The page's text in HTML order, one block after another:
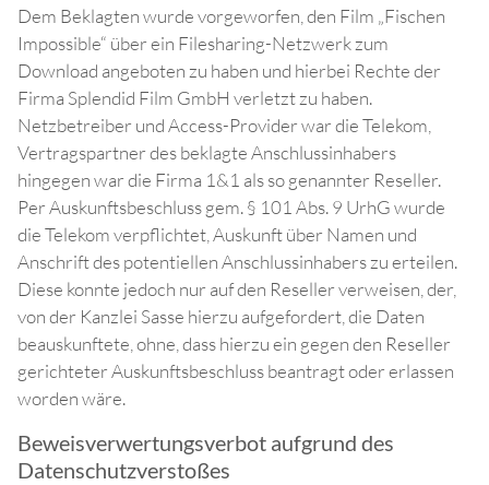
Dem Beklagten wurde vorgeworfen, den Film „Fischen
Impossible“ über ein Filesharing-Netzwerk zum
Download angeboten zu haben und hierbei Rechte der
Firma Splendid Film GmbH verletzt zu haben.
Netzbetreiber und Access-Provider war die Telekom,
Vertragspartner des beklagte Anschlussinhabers
hingegen war die Firma 1&1 als so genannter Reseller.
Per Auskunftsbeschluss gem. § 101 Abs. 9 UrhG wurde
die Telekom verpflichtet, Auskunft über Namen und
Anschrift des potentiellen Anschlussinhabers zu erteilen.
Diese konnte jedoch nur auf den Reseller verweisen, der,
von der Kanzlei Sasse hierzu aufgefordert, die Daten
beauskunftete, ohne, dass hierzu ein gegen den Reseller
gerichteter Auskunftsbeschluss beantragt oder erlassen
worden wäre.
Beweisverwertungsverbot aufgrund des
Datenschutzverstoßes